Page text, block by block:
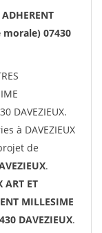
morale) 07430
DAVEZIEUX.
à DAVEZIEUX
de
.
ART ET
MILLESIME
DAVEZIEUX.